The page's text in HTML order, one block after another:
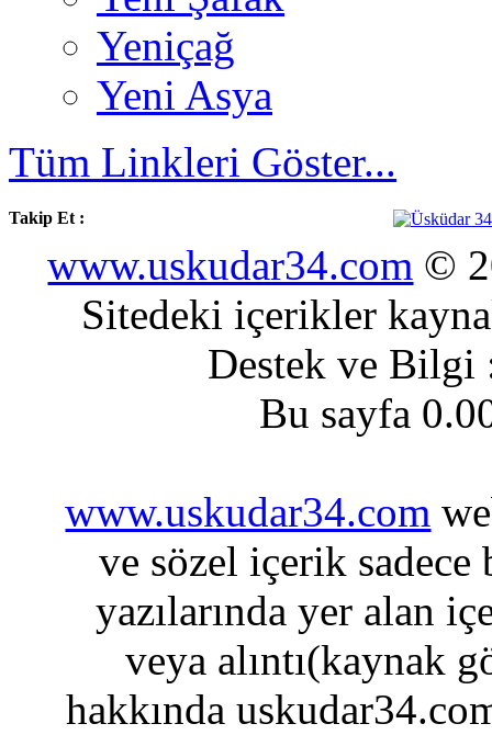
Yeniçağ
Yeni Asya
Tüm Linkleri Göster...
Takip Et :
www.uskudar34.com ©
Sitedeki içerikler
Destek ve
Bu sayfa
www.uskudar34.com
ve sözel içerik sadece
yazılarında yer alan
veya alıntı(kaynak
hakkında